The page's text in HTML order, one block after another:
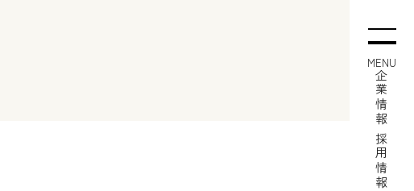
MENU
企業情報
採用情報